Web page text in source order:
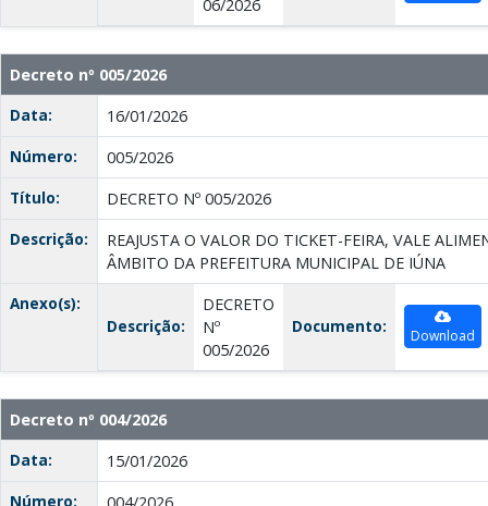
06/2026
Decreto nº 005/2026
Data:
16/01/2026
Número:
005/2026
Título:
DECRETO Nº 005/2026
Descrição:
REAJUSTA O VALOR DO TICKET-FEIRA, VALE
ÂMBITO DA PREFEITURA MUNICIPAL DE IÚNA
Anexo(s):
Descrição:
DECRETO
Nº
005/2026
Documento: Download
Decreto nº 004/2026
Data:
15/01/2026
Número: